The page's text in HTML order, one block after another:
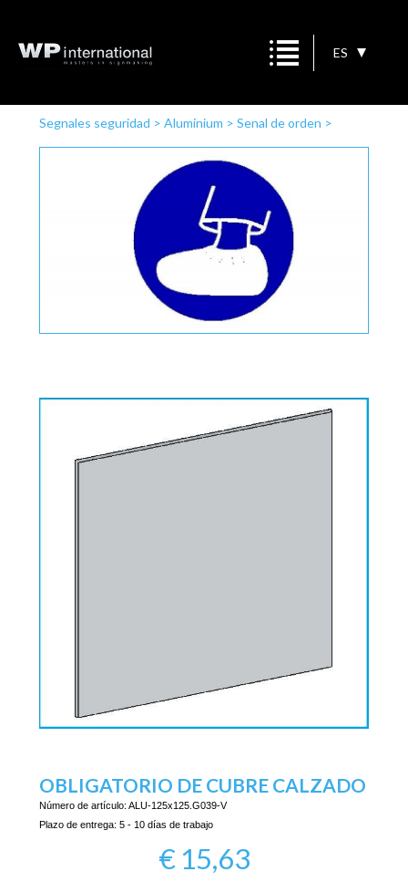
ES
Segnales seguridad > Aluminium > Senal de orden >
obligatorio de cubre calzado
OBLIGATORIO DE CUBRE CALZADO
Número de artículo: ALU-125x125.G039-V
Plazo de entrega: 5 - 10 días de trabajo
€ 15,63